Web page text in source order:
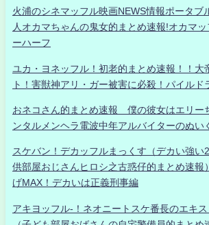
火浦のシネマッフル映画NEWS情報ポータブ
人オカマちゃんの鬼女的まとめ速報!オカマ
ーハーフ
ユカ・ヨネッフル！初老的まとめ速報！！大
ト！害獣神アリ・ガー被害に必殺！パイルド
おネコさん的まとめ速報 僕の彼女はエリー
ンタルメンヘラ電波中年アルバイターのぬい
スケバン！デカッフルまっくす（デカい強い
供部屋おじさんヒロシ之古惑仔的まとめ速報
げMAX！デカいは正義刑事編
アキヨッフル-！ネオニートスケ番長のエキス